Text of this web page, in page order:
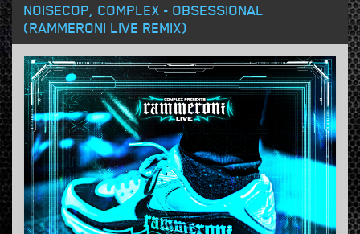
NOISECOP, COMPLEX - OBSESSIONAL
(RAMMERONI LIVE REMIX)